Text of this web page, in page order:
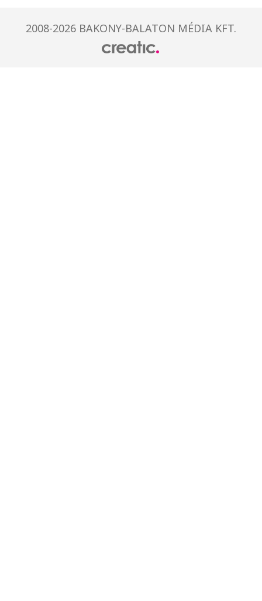
2008-2026 BAKONY-BALATON MÉDIA KFT.